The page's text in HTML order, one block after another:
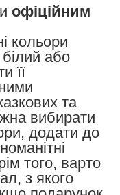
офіційним
кольори
або
її
та
вибирати
додати до
того, варто
з якого